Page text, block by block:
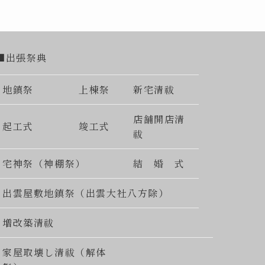
張祭典
地鎮祭 上棟祭 新宅清祓
起工式 竣工式
店舗開店清
祓
宅神祭（神棚祭） 結 婚 式
出雲屋敷地鎮祭（出雲大社八方除）
増改築清祓
家屋取壊し清祓（解体